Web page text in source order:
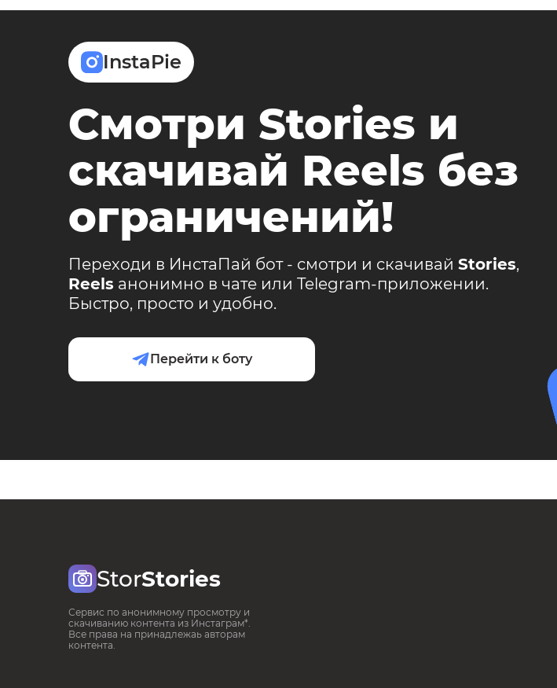
InstaPie
Смотри Stories и
скачивай Reels без
ограничений!
Переходи в ИнстаПай бот - смотри и скачивай Stories,
Reels анонимно в чате или Telegram-приложении.
Быстро, просто и удобно.
Перейти к боту
StorStories
Сервис по анонимному просмотру и
скачиванию контента из Инстаграм*.
Все права на принадлежаь авторам
контента.